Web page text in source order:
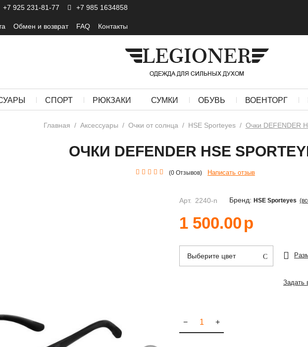
+7 925 231-81-77 +7 985 1634858
Обмен и возврат FAQ Контакты
СПОРТ РЮКЗАКИ СУМКИ ОБУВЬ ВОЕНТОРГ
Главная / Аксессуары / Очки от солнца / HSE Sporteyes / Очки DEFENDER
ОЧКИ DEFENDER HSE
(0 Отзывов) Написать отзыв
Арт. 2240-n Бренд: HSE Sporteyes
1 500.00р
Выберите цвет
Задать
+
−